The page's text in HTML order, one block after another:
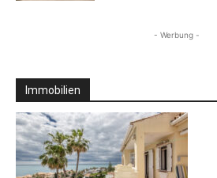
- Werbung -
Immobilien